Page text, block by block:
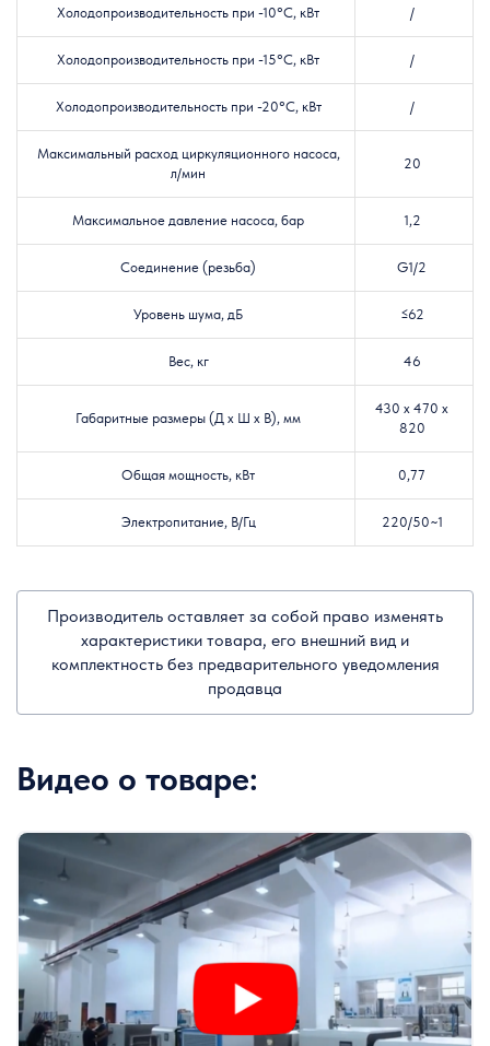
Холодопроизводительность при -10°C, кВт /
Холодопроизводительность при -15°C, кВт /
Холодопроизводительность при -20°C, кВт /
Максимальный расход циркуляционного насоса,
л/мин
20
Максимальное давление насоса, бар 1,2
Соединение (резьба) G1/2
Уровень шума, дБ ≤62
Вес, кг 46
Габаритные размеры (Д х Ш х В), мм
430 х 470 х
820
Общая мощность, кВт 0,77
Электропитание, В/Гц 220/50~1
Производитель оставляет за собой право изменять
характеристики товара, его внешний вид и
комплектность без предварительного уведомления
продавца
Видео о товаре: